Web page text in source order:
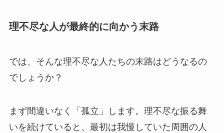
理不尽な人が最終的に向かう末路
では、そんな理不尽な人たちの末路はどうなるの
でしょうか？
まず間違いなく「孤立」します。理不尽な振る舞
いを続けていると、最初は我慢していた周囲の人